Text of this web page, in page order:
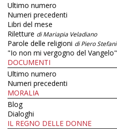
Ultimo numero
Numeri precedenti
Libri del mese
Riletture di Mariapia Veladiano
Parole delle religioni di Piero Stefani
"Io non mi vergogno del Vangelo"
DOCUMENTI
Ultimo numero
Numeri precedenti
MORALIA
Blog
Dialoghi
IL REGNO DELLE DONNE